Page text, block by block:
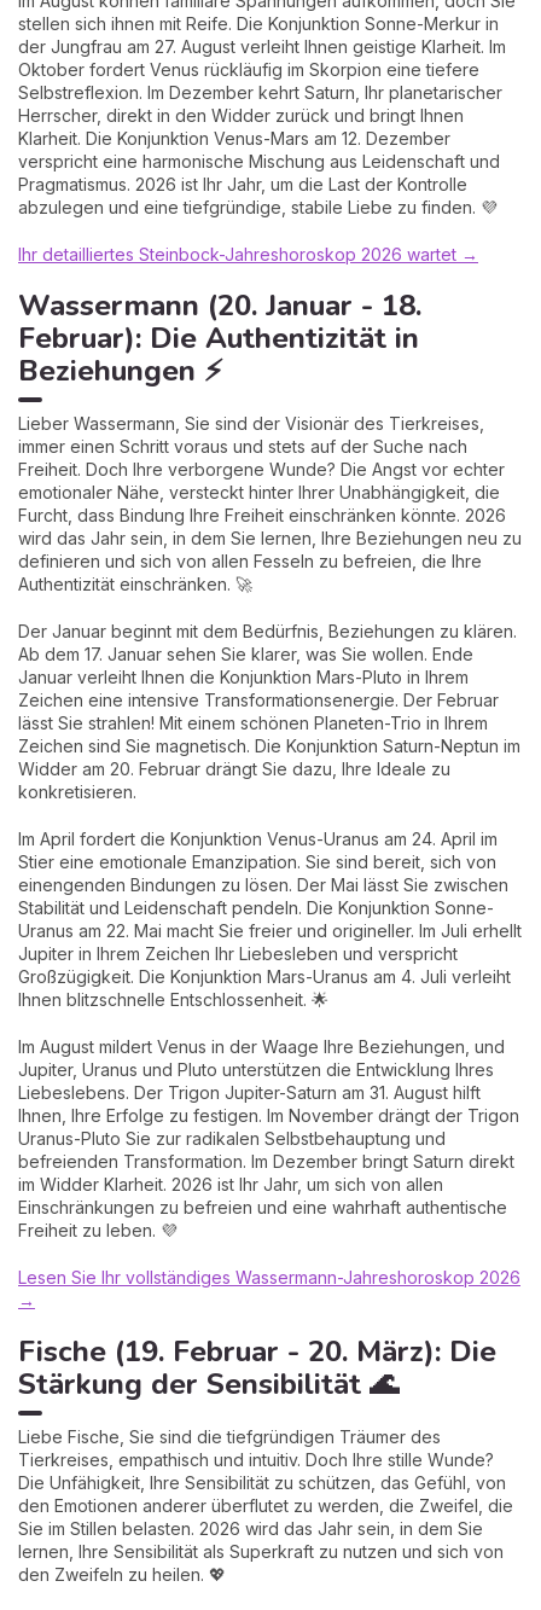
stellen sich ihnen mit Reife. Die Konjunktion Sonne-Merkur in
der Jungfrau am 27. August verleiht Ihnen geistige Klarheit. Im
Oktober fordert Venus rückläufig im Skorpion eine tiefere
Selbstreflexion. Im Dezember kehrt Saturn, Ihr planetarischer
Herrscher, direkt in den Widder zurück und bringt Ihnen
Klarheit. Die Konjunktion Venus-Mars am 12. Dezember
verspricht eine harmonische Mischung aus Leidenschaft und
Pragmatismus. 2026 ist Ihr Jahr, um die Last der Kontrolle
abzulegen und eine tiefgründige, stabile Liebe zu finden. 💜
Ihr detailliertes Steinbock-Jahreshoroskop 2026 wartet →
Wassermann (20. Januar - 18.
Februar): Die Authentizität in
Beziehungen ⚡
Lieber Wassermann, Sie sind der Visionär des Tierkreises,
immer einen Schritt voraus und stets auf der Suche nach
Freiheit. Doch Ihre verborgene Wunde? Die Angst vor echter
emotionaler Nähe, versteckt hinter Ihrer Unabhängigkeit, die
Furcht, dass Bindung Ihre Freiheit einschränken könnte. 2026
wird das Jahr sein, in dem Sie lernen, Ihre Beziehungen neu zu
definieren und sich von allen Fesseln zu befreien, die Ihre
Authentizität einschränken. 🚀
Der Januar beginnt mit dem Bedürfnis, Beziehungen zu klären.
Ab dem 17. Januar sehen Sie klarer, was Sie wollen. Ende
Januar verleiht Ihnen die Konjunktion Mars-Pluto in Ihrem
Zeichen eine intensive Transformationsenergie. Der Februar
lässt Sie strahlen! Mit einem schönen Planeten-Trio in Ihrem
Zeichen sind Sie magnetisch. Die Konjunktion Saturn-Neptun im
Widder am 20. Februar drängt Sie dazu, Ihre Ideale zu
konkretisieren.
Im April fordert die Konjunktion Venus-Uranus am 24. April im
Stier eine emotionale Emanzipation. Sie sind bereit, sich von
einengenden Bindungen zu lösen. Der Mai lässt Sie zwischen
Stabilität und Leidenschaft pendeln. Die Konjunktion Sonne-
Uranus am 22. Mai macht Sie freier und origineller. Im Juli erhellt
Jupiter in Ihrem Zeichen Ihr Liebesleben und verspricht
Großzügigkeit. Die Konjunktion Mars-Uranus am 4. Juli verleiht
Ihnen blitzschnelle Entschlossenheit. 🌟
Im August mildert Venus in der Waage Ihre Beziehungen, und
Jupiter, Uranus und Pluto unterstützen die Entwicklung Ihres
Liebeslebens. Der Trigon Jupiter-Saturn am 31. August hilft
Ihnen, Ihre Erfolge zu festigen. Im November drängt der Trigon
Uranus-Pluto Sie zur radikalen Selbstbehauptung und
befreienden Transformation. Im Dezember bringt Saturn direkt
im Widder Klarheit. 2026 ist Ihr Jahr, um sich von allen
Einschränkungen zu befreien und eine wahrhaft authentische
Freiheit zu leben. 💜
Lesen Sie Ihr vollständiges Wassermann-Jahreshoroskop 2026
→
Fische (19. Februar - 20. März): Die
Stärkung der Sensibilität 🌊
Liebe Fische, Sie sind die tiefgründigen Träumer des
Tierkreises, empathisch und intuitiv. Doch Ihre stille Wunde?
Die Unfähigkeit, Ihre Sensibilität zu schützen, das Gefühl, von
den Emotionen anderer überflutet zu werden, die Zweifel, die
Sie im Stillen belasten. 2026 wird das Jahr sein, in dem Sie
lernen, Ihre Sensibilität als Superkraft zu nutzen und sich von
den Zweifeln zu heilen. 💖